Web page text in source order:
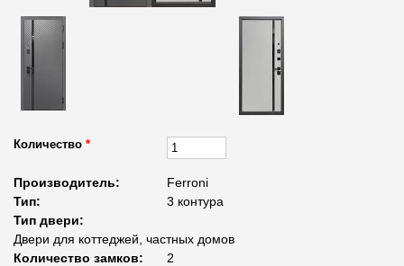
Количество *
Производитель:
Ferroni
Тип:
3 контура
Тип двери:
Двери для коттеджей, частных домов
Количество замков:
2